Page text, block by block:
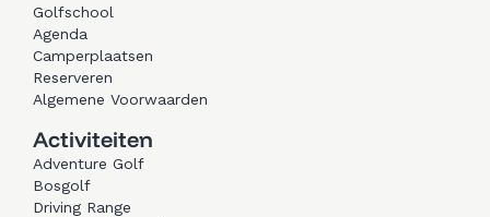
Golfschool
Agenda
Camperplaatsen
Reserveren
Algemene Voorwaarden
Activiteiten
Adventure Golf
Bosgolf
Driving Range